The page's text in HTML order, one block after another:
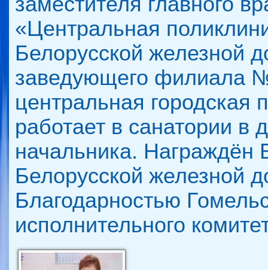
«Центральная
Белорусской железной
заведующего филиала
центральная городская
работает в санатории в
начальника. Награждён
Белорусской железной
Благодарностью
исполнительного